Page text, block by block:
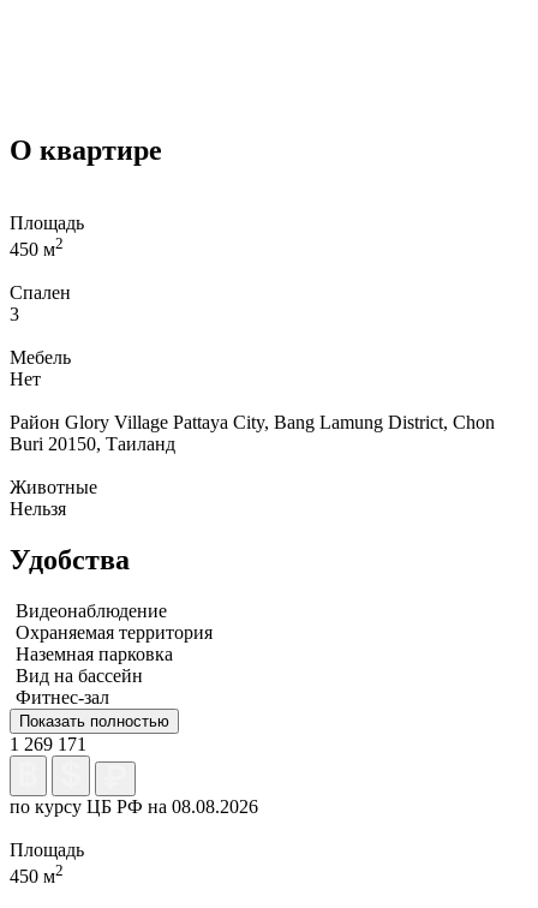
О квартире
Площадь
450 м2
Спален
3
Мебель
Нет
Район Glory Village Pattaya City, Bang Lamung District, Chon
Buri 20150, Таиланд
Животные
Нельзя
Удобства
Видеонаблюдение
Охраняемая территория
Наземная парковка
Вид на бассейн
Фитнес-зал
Показать полностью
1 269 171
по курсу ЦБ РФ на 08.08.2026
Площадь
450 м2